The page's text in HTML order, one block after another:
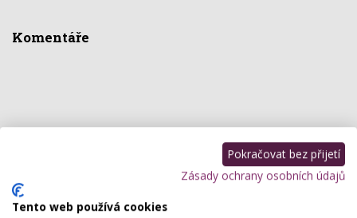
Komentáře
Pokračovat bez přijetí
Zásady ochrany osobních údajů
Tento web používá cookies